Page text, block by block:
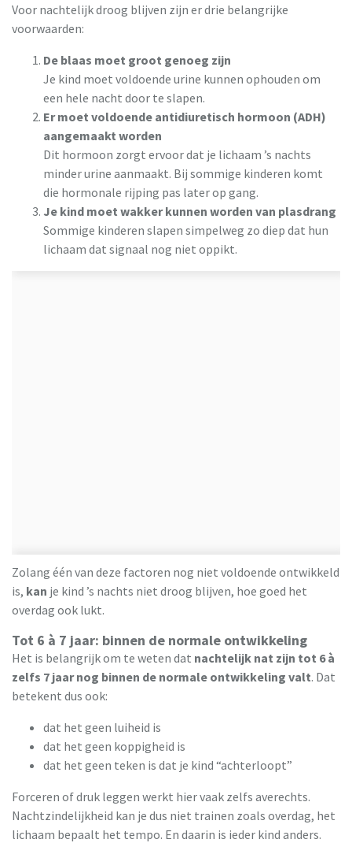
Voor nachtelijk droog blijven zijn er drie belangrijke
voorwaarden:
De blaas moet groot genoeg zijn
Je kind moet voldoende urine kunnen ophouden om
een hele nacht door te slapen.
Er moet voldoende antidiuretisch hormoon (ADH)
aangemaakt worden
Dit hormoon zorgt ervoor dat je lichaam ’s nachts
minder urine aanmaakt. Bij sommige kinderen komt
die hormonale rijping pas later op gang.
Je kind moet wakker kunnen worden van plasdrang
Sommige kinderen slapen simpelweg zo diep dat hun
lichaam dat signaal nog niet oppikt.
Zolang één van deze factoren nog niet voldoende ontwikkeld
is, kan je kind ’s nachts niet droog blijven, hoe goed het
overdag ook lukt.
Tot 6 à 7 jaar: binnen de normale ontwikkeling
Het is belangrijk om te weten dat nachtelijk nat zijn tot 6 à
zelfs 7 jaar nog binnen de normale ontwikkeling valt. Dat
betekent dus ook:
dat het geen luiheid is
dat het geen koppigheid is
dat het geen teken is dat je kind “achterloopt”
Forceren of druk leggen werkt hier vaak zelfs averechts.
Nachtzindelijkheid kan je dus niet trainen zoals overdag, het
lichaam bepaalt het tempo. En daarin is ieder kind anders.